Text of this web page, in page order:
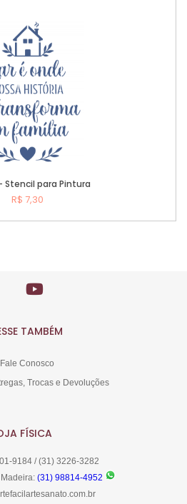
Stencil para Pintura
R$ 7,30
TAMBÉM
Fale Conosco
Trocas e Devoluções
FÍSICA
9184 / (31) 3226-3282
(31) 98814-4952